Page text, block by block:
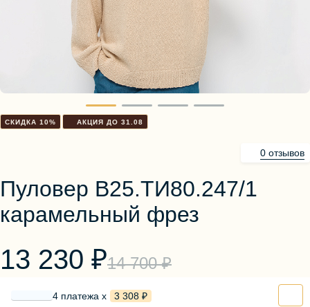
Блузы, толстовки
Пуловер В25.ТИ80.247/1
карамельный фрез
0 отзывов
СКИДКА 10% АКЦИЯ ДО 31.08
14 700 ₽
13 230 ₽
4 платежа х 3 308 ₽